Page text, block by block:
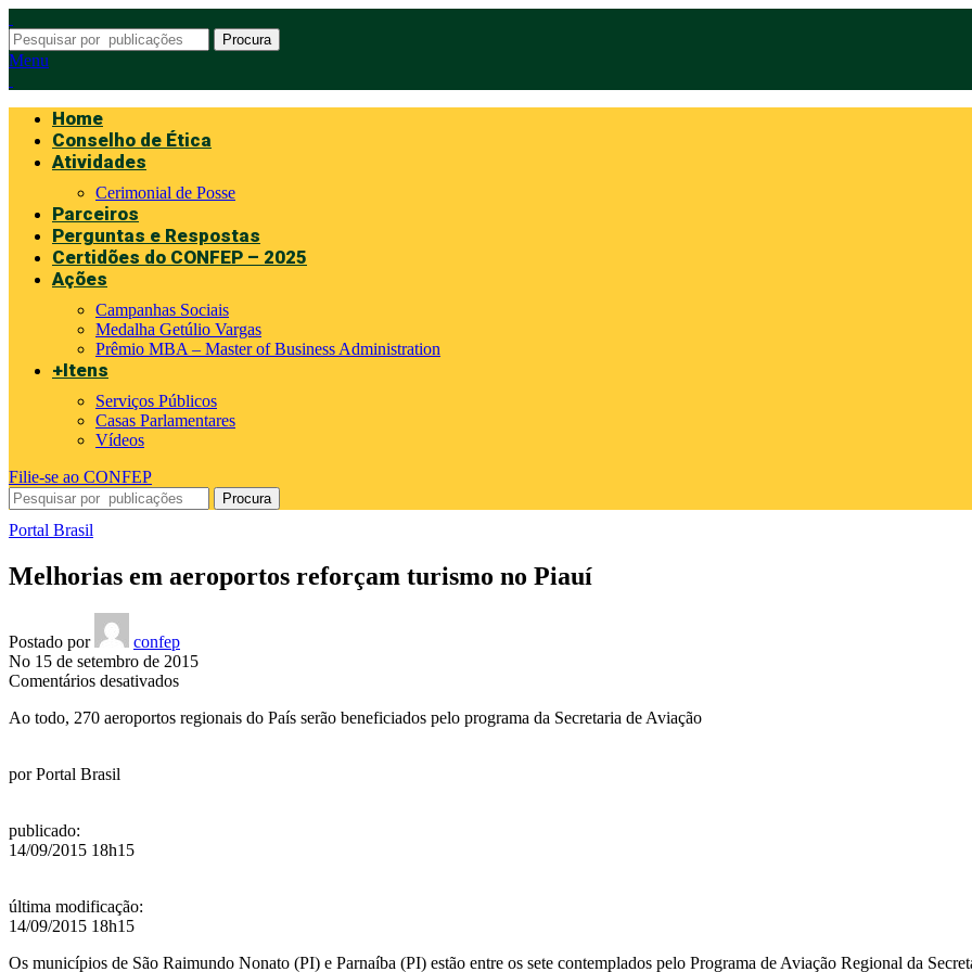
Procura
Menu
Home
Conselho de Ética
Atividades
Cerimonial de Posse
Parceiros
Perguntas e Respostas
Certidões do CONFEP – 2025
Ações
Campanhas Sociais
Medalha Getúlio Vargas
Prêmio MBA – Master of Business Administration
+Itens
Serviços Públicos
Casas Parlamentares
Vídeos
Filie-se ao CONFEP
Procura
Portal Brasil
Melhorias em aeroportos reforçam turismo no Piauí
Postado por
confep
No 15 de setembro de 2015
Comentários desativadosem
em
Ao todo, 270 aeroportos regionais do País serão beneficiados pelo programa da Secretaria de Aviação
porPortal Brasil
publicado:
14/09/2015 18h15
última modificação:
14/09/2015 18h15
Os municípios de São Raimundo Nonato (PI) e Parnaíba (PI) estão entre os sete contemplados pelo Programa de Aviação Regional da